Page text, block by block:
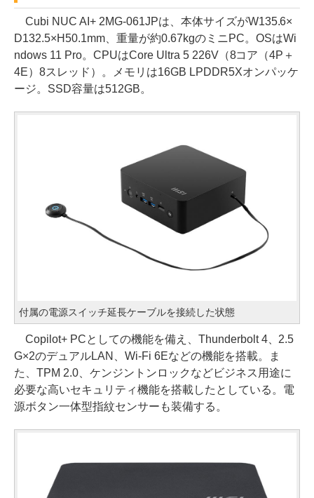
Cubi NUC AI+ 2MG-061JPは、本体サイズがW135.6×
D132.5×H50.1mm、重量が約0.67kgのミニPC。OSはWi
ndows 11 Pro。CPUはCore Ultra 5 226V（8コア（4P＋
4E）8スレッド）。メモリは16GB LPDDR5Xオンパッケ
ージ。SSD容量は512GB。
付属の電源スイッチ延長ケーブルを接続した状態
Copilot+ PCとしての機能を備え、Thunderbolt 4、2.5
G×2のデュアルLAN、Wi-Fi 6Eなどの機能を搭載。ま
た、TPM 2.0、ケンジントンロックなどビジネス用途に
必要な高いセキュリティ機能を搭載したとしている。電
源ボタン一体型指紋センサーも装備する。